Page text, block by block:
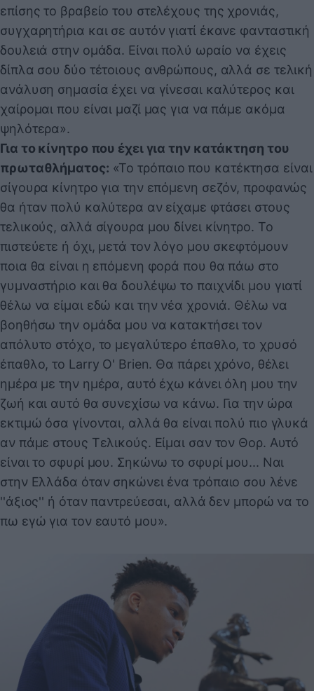
επίσης το βραβείο του στελέχους της χρονιάς,
συγχαρητήρια και σε αυτόν γιατί έκανε φανταστική
δουλειά στην ομάδα. Είναι πολύ ωραίο να έχεις
δίπλα σου δύο τέτοιους ανθρώπους, αλλά σε τελική
ανάλυση σημασία έχει να γίνεσαι καλύτερος και
χαίρομαι που είναι μαζί μας για να πάμε ακόμα
ψηλότερα».
Για το κίνητρο που έχει για την κατάκτηση του
πρωταθλήματος: «Το τρόπαιο που κατέκτησα είναι
σίγουρα κίνητρο για την επόμενη σεζόν, προφανώς
θα ήταν πολύ καλύτερα αν είχαμε φτάσει στους
τελικούς, αλλά σίγουρα μου δίνει κίνητρο. Το
πιστεύετε ή όχι, μετά τον λόγο μου σκεφτόμουν
ποια θα είναι η επόμενη φορά που θα πάω στο
γυμναστήριο και θα δουλέψω το παιχνίδι μου γιατί
θέλω να είμαι εδώ και την νέα χρονιά. Θέλω να
βοηθήσω την ομάδα μου να κατακτήσει τον
απόλυτο στόχο, το μεγαλύτερο έπαθλο, το χρυσό
έπαθλο, το Larry O' Brien. Θα πάρει χρόνο, θέλει
ημέρα με την ημέρα, αυτό έχω κάνει όλη μου την
ζωή και αυτό θα συνεχίσω να κάνω. Για την ώρα
εκτιμώ όσα γίνονται, αλλά θα είναι πολύ πιο γλυκά
αν πάμε στους Τελικούς. Είμαι σαν τον Θορ. Αυτό
είναι το σφυρί μου. Σηκώνω το σφυρί μου... Ναι
στην Ελλάδα όταν σηκώνει ένα τρόπαιο σου λένε
''άξιος'' ή όταν παντρεύεσαι, αλλά δεν μπορώ να το
πω εγώ για τον εαυτό μου».